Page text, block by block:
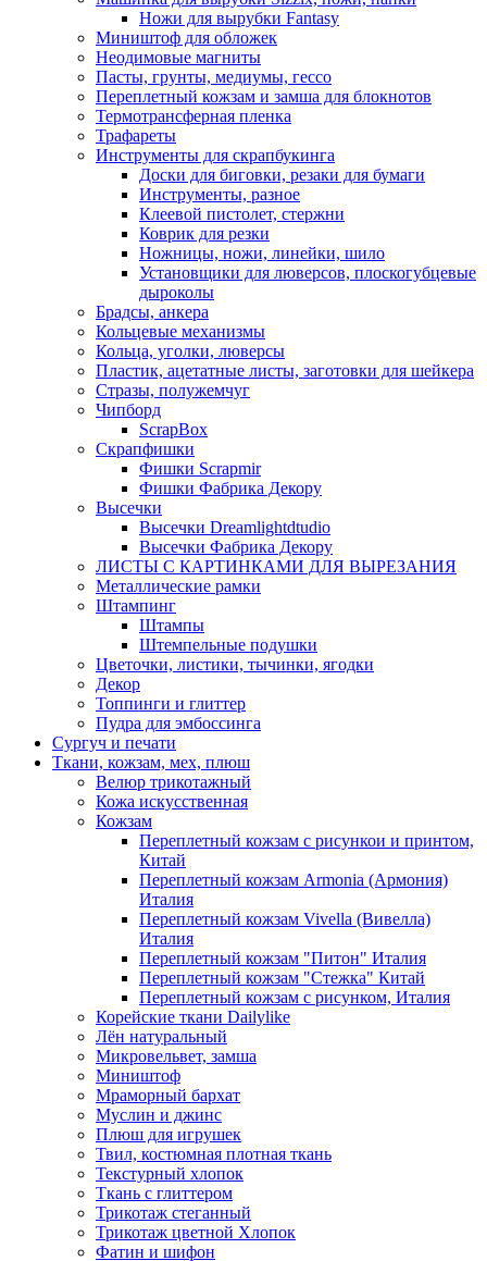
Ножи для вырубки Fantasy
Миништоф для обложек
Неодимовые магниты
Пасты, грунты, медиумы, гессо
Переплетный кожзам и замша для блокнотов
Термотрансферная пленка
Трафареты
Инструменты для скрапбукинга
Доски для биговки, резаки для бумаги
Инструменты, разное
Клеевой пистолет, стержни
Коврик для резки
Ножницы, ножи, линейки, шило
Установщики для люверсов, плоскогубцевые
дыроколы
Брадсы, анкера
Кольцевые механизмы
Кольца, уголки, люверсы
Пластик, ацетатные листы, заготовки для шейкера
Стразы, полужемчуг
Чипборд
ScrapBox
Скрапфишки
Фишки Scrapmir
Фишки Фабрика Декору
Высечки
Высечки Dreamlightdtudio
Высечки Фабрика Декору
ЛИСТЫ С КАРТИНКАМИ ДЛЯ ВЫРЕЗАНИЯ
Металлические рамки
Штампинг
Штампы
Штемпельные подушки
Цветочки, листики, тычинки, ягодки
Декор
Топпинги и глиттер
Пудра для эмбоссинга
Сургуч и печати
Ткани, кожзам, мех, плюш
Велюр трикотажный
Кожа искусственная
Кожзам
Переплетный кожзам с рисункои и принтом,
Китай
Переплетный кожзам Armonia (Армония)
Италия
Переплетный кожзам Vivella (Вивелла)
Италия
Переплетный кожзам "Питон" Италия
Переплетный кожзам "Стежка" Китай
Переплетный кожзам с рисунком, Италия
Корейские ткани Dailylike
Лён натуральный
Микровельвет, замша
Миништоф
Мраморный бархат
Муслин и джинс
Плюш для игрушек
Твил, костюмная плотная ткань
Текстурный хлопок
Ткань с глиттером
Трикотаж стеганный
Трикотаж цветной Хлопок
Фатин и шифон